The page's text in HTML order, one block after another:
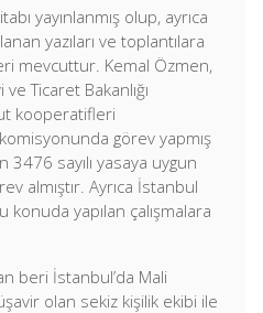
yayınlanmış olup, ayrıca
yazıları ve toplantılara
mevcuttur. Kemal Özmen,
Ticaret Bakanlığı
kooperatifleri
görev yapmış
sayılı yasaya uygun
almıştır. Ayrıca İstanbul
konuda yapılan çalışmalara
beri İstanbul’da Mali
olan sekiz kişilik ekibi ile